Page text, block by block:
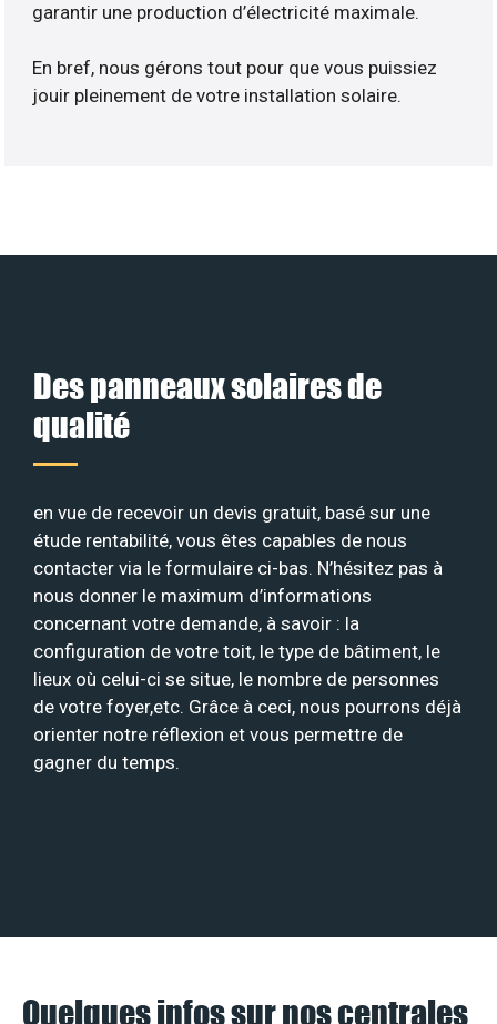
garantir une production d’électricité maximale.
En bref, nous gérons tout pour que vous puissiez
jouir pleinement de votre installation solaire.
Des panneaux solaires de
qualité
en vue de recevoir un devis gratuit, basé sur une
étude rentabilité, vous êtes capables de nous
contacter via le formulaire ci-bas. N’hésitez pas à
nous donner le maximum d’informations
concernant votre demande, à savoir : la
configuration de votre toit, le type de bâtiment, le
lieux où celui-ci se situe, le nombre de personnes
de votre foyer,etc. Grâce à ceci, nous pourrons déjà
orienter notre réflexion et vous permettre de
gagner du temps.
Quelques infos sur nos centrales